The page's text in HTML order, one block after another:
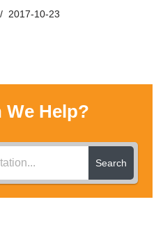
2017-10-23
We Help?
Search